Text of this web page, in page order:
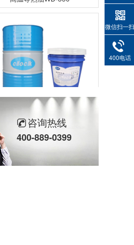
高温导热油HD-350
咨询热线
400-889-0399
微信扫一扫
400电话